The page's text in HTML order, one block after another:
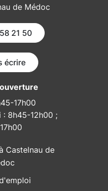
de Médoc
21 50
écrire
17h00
: 8h45-12h00 ;
Castelnau de